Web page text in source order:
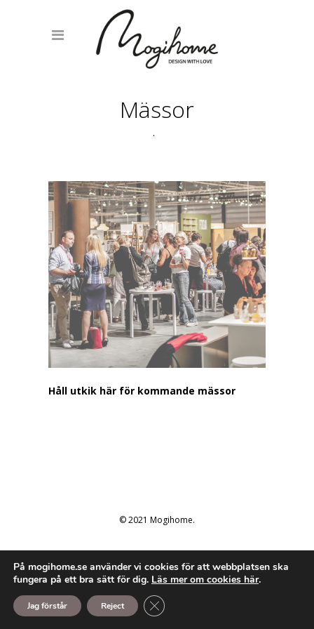
Mässor
.
Håll utkik här för kommande mässor
© 2021 Mogihome.
På mogihome.se använder vi cookies för att webbplatsen ska
fungera på ett bra sätt för dig. Läs mer om cookies här.
Jag förstår Reject Close GDPR Cookie Banner